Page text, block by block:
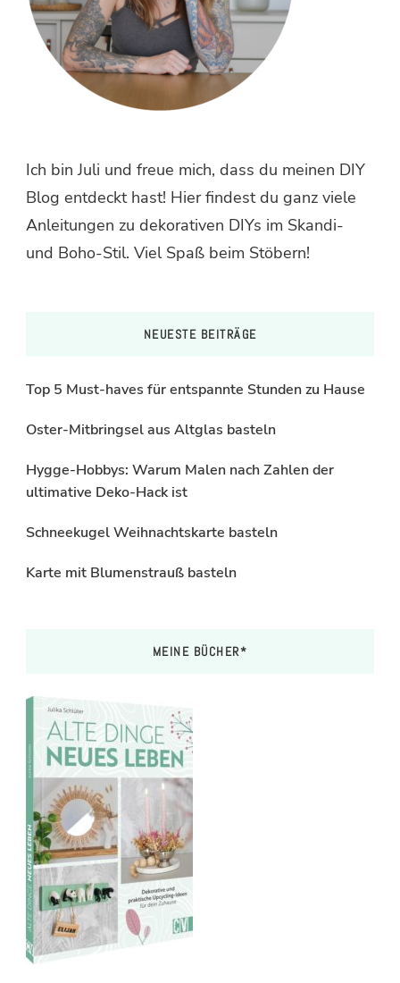
Ich bin Juli und freue mich, dass du meinen DIY
Blog entdeckt hast! Hier findest du ganz viele
Anleitungen zu dekorativen DIYs im Skandi-
und Boho-Stil. Viel Spaß beim Stöbern!
NEUESTE BEITRÄGE
Top 5 Must-haves für entspannte Stunden zu Hause
Oster-Mitbringsel aus Altglas basteln
Hygge-Hobbys: Warum Malen nach Zahlen der
ultimative Deko-Hack ist
Schneekugel Weihnachtskarte basteln
Karte mit Blumenstrauß basteln
MEINE BÜCHER*